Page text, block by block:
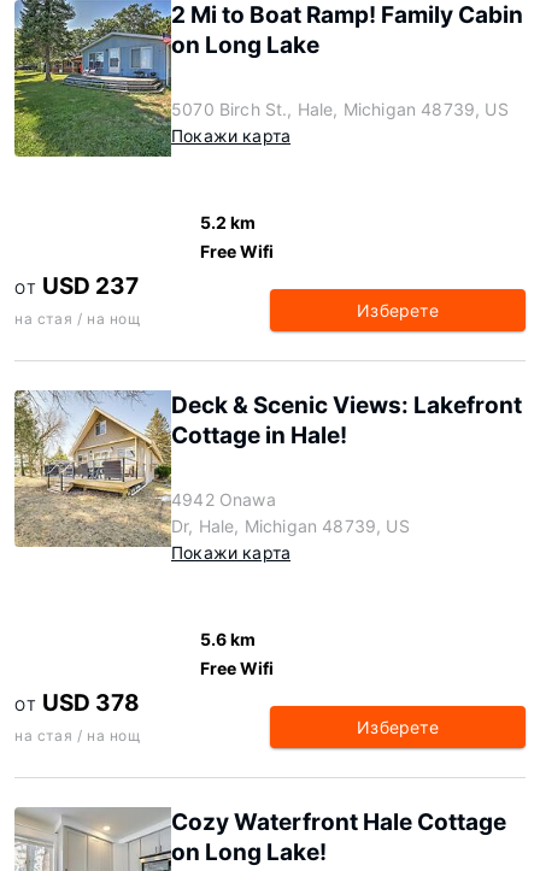
2 Mi to Boat Ramp! Family Cabin
on Long Lake
5070 Birch St., Hale, Michigan 48739, US
Покажи карта
5.2 km
Free Wifi
ОТ USD 237
на стая / на нощ Изберете
Deck & Scenic Views: Lakefront
Cottage in Hale!
4942 Onawa
Dr, Hale, Michigan 48739, US
Покажи карта
5.6 km
Free Wifi
ОТ USD 378
на стая / на нощ Изберете
Cozy Waterfront Hale Cottage
on Long Lake!